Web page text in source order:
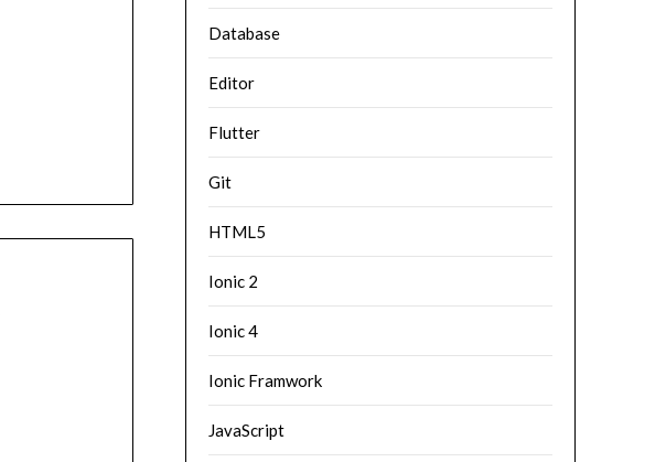
Database
Editor
Flutter
Git
HTML5
Ionic 2
Ionic 4
Ionic Framwork
JavaScript